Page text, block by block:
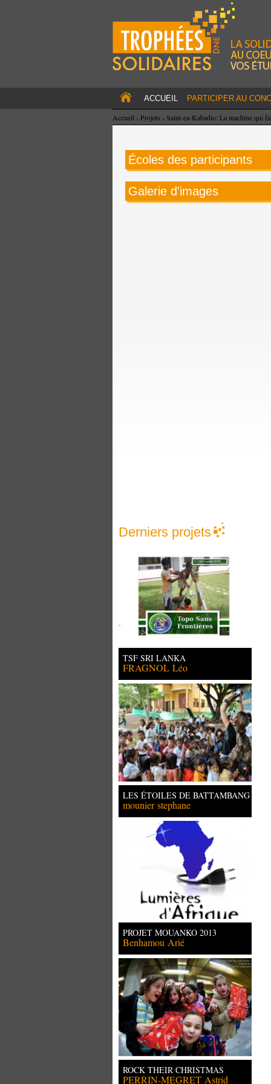
ACCUEIL PARTICIPER AU
Accueil › Projets › Saint-ea-Kabadio: La machine qui
Écoles des participants
Galerie d'images
Derniers projets
TSF SRI LANKA
FRAGNOL Léo
LES ÉTOILES DE BATTAMBANG
mounier stephane
PROJET MOUANKO 2013
Benhamou Arié
ROCK THEIR CHRISTMAS
PERRIN-MEGRET Astrid